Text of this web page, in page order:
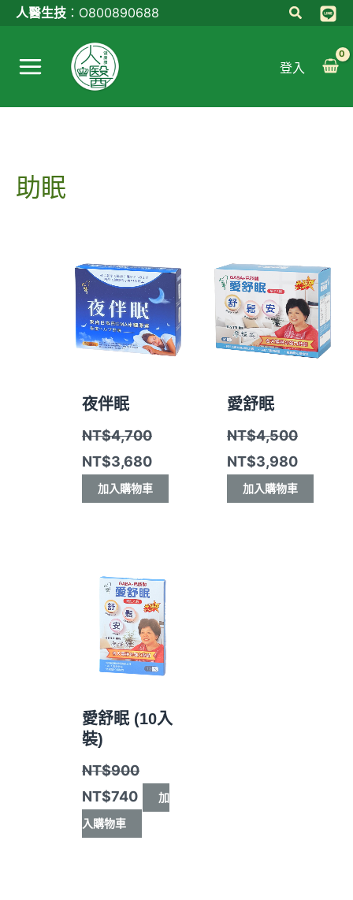
人醫生技 ： O800890688
登入
助眠
夜伴眠
NT$4,700
始
價
格：
NT$4,700。
NT$3,680
前
價
格：
NT$3,680。
加入購物車
愛舒眠
NT$4,500
始
價
格：
NT$4,500。
NT$3,980
前
價
格：
加入購物車
愛舒眠 (10入
裝)
NT$900
NT$900。
NT$740
前
價
格：
NT$740。
加
入購物車